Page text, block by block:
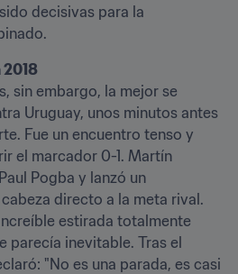
decisivas para la
2018
sin embargo, la mejor se
Uruguay, unos minutos antes
Fue un encuentro tenso y
el marcador 0-1. Martín
Pogba y lanzó un
directo a la meta rival.
estirada totalmente
parecía inevitable. Tras el
"No es una parada, es casi